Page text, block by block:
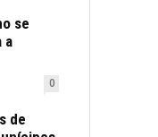
se
a
0
de